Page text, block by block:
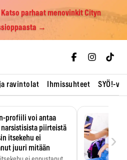
parhaat menovinkit Cityn
→
ravintolat Ihmissuhteet SYÖ!-
profiili voi antaa
piirteistä
itsekehu ei
juuri mitään
›